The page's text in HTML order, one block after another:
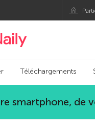
officiel de Kaspersky
Téléchargements
smartphone, de